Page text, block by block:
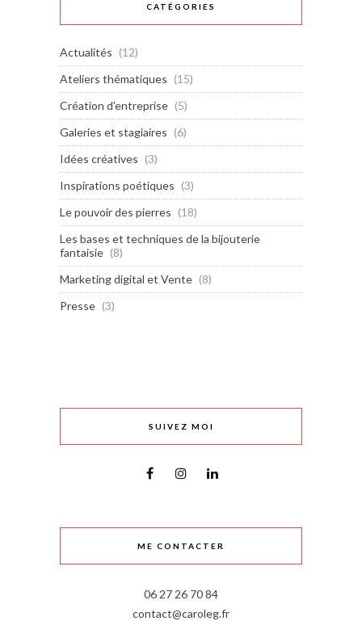
CATÉGORIES
Actualités (12)
Ateliers thématiques (15)
Création d'entreprise (5)
Galeries et stagiaires (6)
Idées créatives (3)
Inspirations poétiques (3)
Le pouvoir des pierres (18)
Les bases et techniques de la bijouterie
fantaisie (8)
Marketing digital et Vente (8)
Presse (3)
SUIVEZ MOI
ME CONTACTER
06 27 26 70 84
contact@caroleg.fr